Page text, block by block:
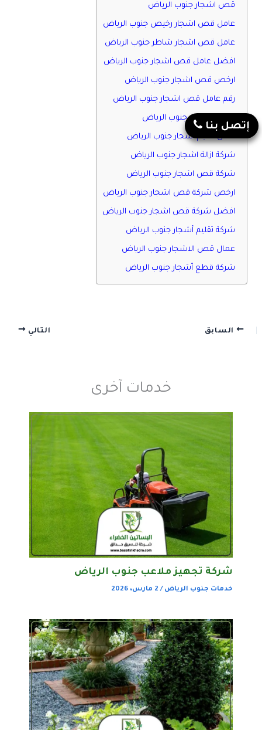
قص اشجار جنوب الرياض
عامل قص اشجار رخيص جنوب الرياض
عامل قص اشجار شاطر جنوب الرياض
افضل عامل قص اشجار جنوب الرياض
ارخص قص اشجار جنوب الرياض
رقم عامل قص اشجار جنوب الرياض
منسق اشجار جنوب الرياض
عامل تقليم اشجار جنوب الرياض
شركة ازالة اشجار جنوب الرياض
شركة قص اشجار جنوب الرياض
ارخص شركة قص اشجار جنوب الرياض
افضل شركة قص اشجار جنوب الرياض
شركة تقليم أشجار جنوب الرياض
عمال قص الاشجار جنوب الرياض
شركة قطع أشجار جنوب الرياض
السابق التالي
خدمات آخرى
شركة تجهيز ملاعب جنوب الرياض
خدمات جنوب الرياض / 2 مارس، 2026
إتصل بنا